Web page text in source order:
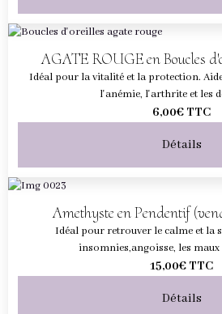
AGATE ROUGE en Boucles
Idéal pour la vitalité et la protection.
l'anémie, l'arthrite et les
6,00€ TTC
Détails
Amethyste en Pendentif
Idéal pour retrouver le calme et la
insomnies,angoisse, les maux
15,00€ TTC
Détails